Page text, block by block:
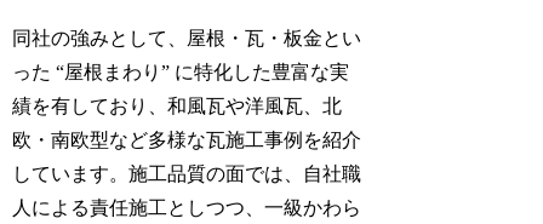
同社の強みとして、屋根・瓦・板金とい
った “屋根まわり” に特化した豊富な実
績を有しており、和風瓦や洋風瓦、北
欧・南欧型など多様な瓦施工事例を紹介
しています。施工品質の面では、自社職
人による責任施工としつつ、一級かわら